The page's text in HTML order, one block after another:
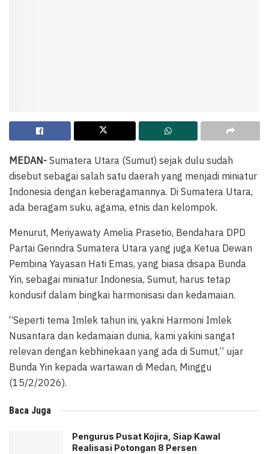
MEDAN- Sumatera Utara (Sumut) sejak dulu sudah
disebut sebagai salah satu daerah yang menjadi miniatur
Indonesia dengan keberagamannya. Di Sumatera Utara,
ada beragam suku, agama, etnis dan kelompok.
Menurut, Meriyawaty Amelia Prasetio, Bendahara DPD
Partai Gerindra Sumatera Utara yang juga Ketua Dewan
Pembina Yayasan Hati Emas, yang biasa disapa Bunda
Yin, sebagai miniatur Indonesia, Sumut, harus tetap
kondusif dalam bingkai harmonisasi dan kedamaian.
“Seperti tema Imlek tahun ini, yakni Harmoni Imlek
Nusantara dan kedamaian dunia, kami yakini sangat
relevan dengan kebhinekaan yang ada di Sumut,” ujar
Bunda Yin kepada wartawan di Medan, Minggu
(15/2/2026).
Baca Juga
Pengurus Pusat Kojira, Siap Kawal
Realisasi Potongan 8 Persen